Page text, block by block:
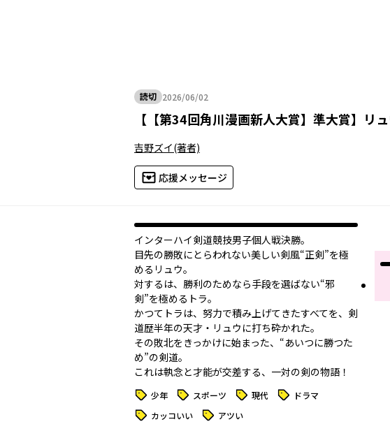
読切 2026/06/02
2026年06月02日
【 【第34回角川漫画新人大賞】準大賞】 リ
吉野ズイ(著者)
応援メッセージ
インターハイ剣道競技男子個人戦決勝。
目先の勝敗にとらわれない美しい剣風“正剣”を極
めるリュウ。
対するは、勝利のためなら手段を選ばない“邪
剣”を極めるトラ。
かつてトラは、努力で積み上げてきたすべてを、剣
道歴半年の天才・リュウに打ち砕かれた。
その敗北をきっかけに始まった、“あいつに勝つた
め”の剣道。
これは執念と才能が交差する、一対の剣の物語！
タグ 少年 タグ スポーツ タグ 現代 タグ ドラマ
タグ カッコいい タグ アツい